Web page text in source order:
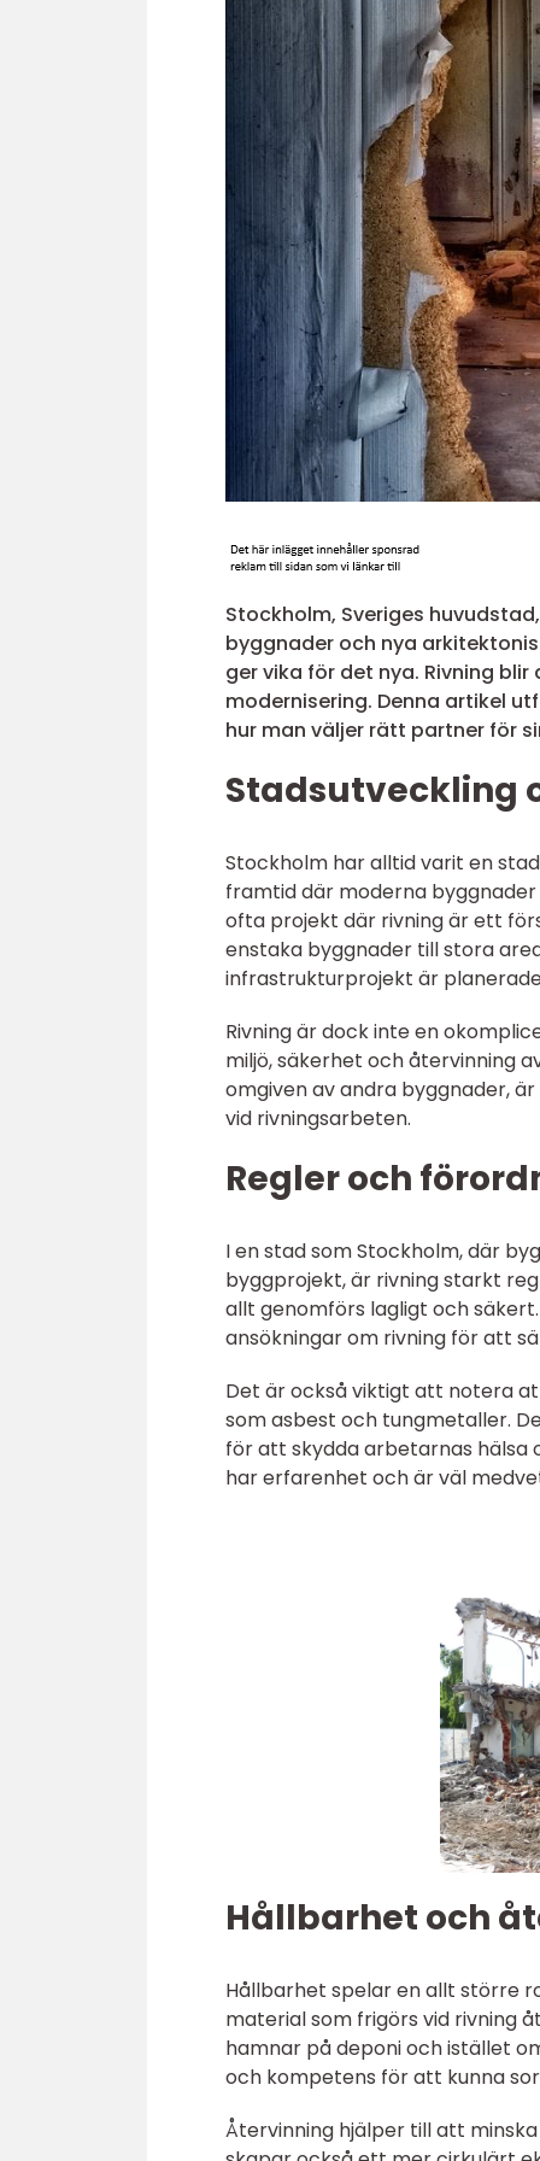
Stockholm, Sveriges
byggnader och nya
ger vika för det nya. Rivning
modernisering. Denna artikel
hur man väljer rätt partner för
Stadsutveckling
Stockholm har alltid varit en
framtid där moderna
ofta projekt där rivning är ett
enstaka byggnader till stora
infrastrukturprojekt är
Rivning är dock inte en
miljö, säkerhet och återvinning
omgiven av andra byggnader,
vid rivningsarbeten.
Regler och
I en stad som Stockholm, där
byggprojekt, är rivning starkt
allt genomförs lagligt och
ansökningar om rivning för att
Det är också viktigt att notera
som asbest och tungmetaller.
för att skydda arbetarnas hälsa
har erfarenhet och är väl
Hållbarhet och
Hållbarhet spelar en allt större
material som frigörs vid rivning
hamnar på deponi och istället
och kompetens för att kunna
Återvinning hjälper till att